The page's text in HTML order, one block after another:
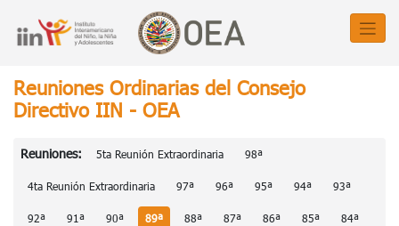
Reuniones Ordinarias del Consejo
Directivo IIN - OEA
Reuniones: 5ta Reunión Extraordinaria 98ª
4ta Reunión Extraordinaria 97ª 96ª 95ª 94ª 93ª
92ª 91ª 90ª 89ª 88ª 87ª 86ª 85ª 84ª